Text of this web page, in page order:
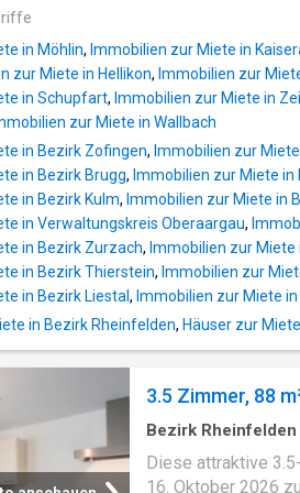
Raumaufteilung
entnehmen
werden
wenigen Minuten
Geniessen Sie den
nahegelegenen
geweckt? Dann
Vereinbarung
Termins an. Wir
in Möhlin, Immobilien zur Miete in
zur Miete in Hellikon, Immobilien zur
in Schupfart, Immobilien zur Miete in
zur Miete in Wallbach
in Bezirk Zofingen, Immobilien zur
in Bezirk Brugg, Immobilien zur Miete in
in Bezirk Kulm, Immobilien zur Miete in
in Verwaltungskreis Oberaargau,
in Bezirk Zurzach, Immobilien zur Miete
in Bezirk Thierstein, Immobilien zur
in Bezirk Liestal , Immobilien zur Miete
in Bezirk Rheinfelden, Häuser zur
3.5 Zimmer, 88
Bezirk Rheinfelden
Diese attraktive
16. Oktober 2026